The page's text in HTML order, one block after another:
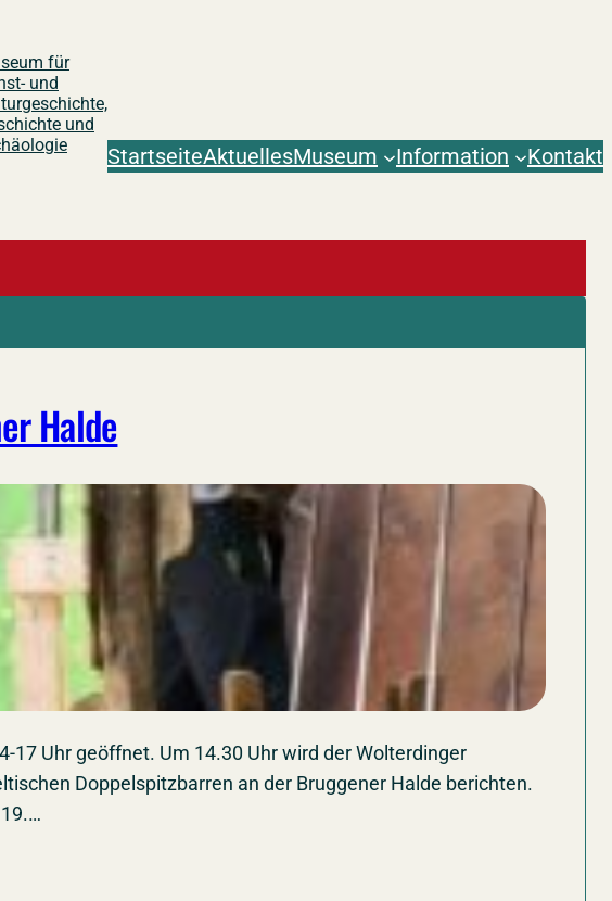
für
und
und
StartseiteAktuellesMuseum Information Kontakt
Halde
Uhr geöffnet. Um 14.30 Uhr wird der Wolterdinger
Doppelspitzbarren an der Bruggener Halde berichten.